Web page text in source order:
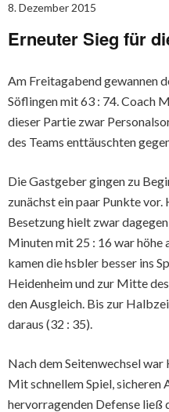
8. Dezember 2015
Erneuter Sieg für
Am Freitagabend gewannen
Söflingen mit 63 : 74. Coach
dieser Partie zwar
des Teams enttäuschten
Die Gastgeber gingen zu
zunächst ein paar Punkte
Besetzung hielt zwar
Minuten mit 25 : 16 war
kamen die hsbler besser ins
Heidenheim und zur Mitte
den Ausgleich. Bis zur
daraus (32 : 35).
Nach dem Seitenwechsel
Mit schnellem Spiel, sicheren
hervorragenden Defense ließ